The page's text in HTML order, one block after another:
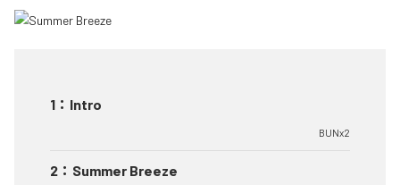
1 ： Intro
BUNx2
2 ： Summer Breeze